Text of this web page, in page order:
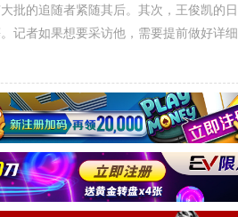
批的追随者紧随其后。其次，王俊凯的日
记者如果想要采访他，需要提前做好详细